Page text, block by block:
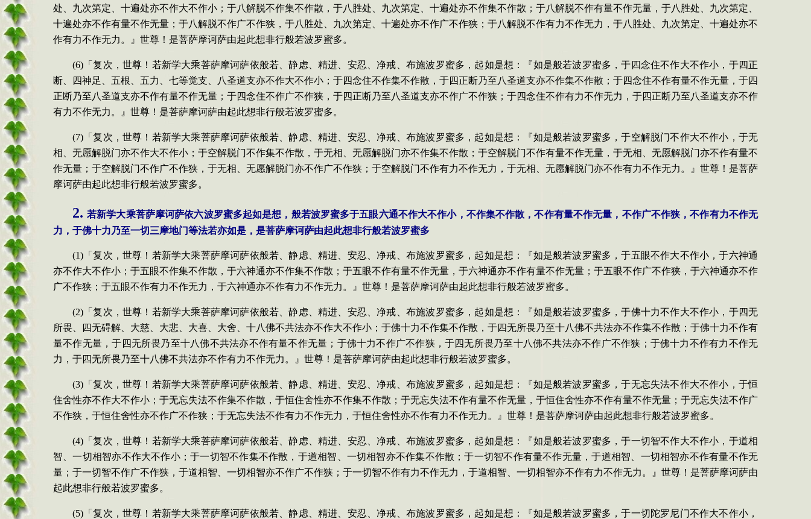
处、九次第定、十遍处亦不作大不作小；于八解脱不作集不作散，于八胜处、九次第定、十遍处亦不作集不作散；于八解脱不作有量不作无量，于八胜处、九次第定、
十遍处亦不作有量不作无量；于八解脱不作广不作狭，于八胜处、九次第定、十遍处亦不作广不作狭；于八解脱不作有力不作无力，于八胜处、九次第定、十遍处亦不
作有力不作无力。』世尊！是菩萨摩诃萨由起此想非行般若波罗蜜多。
(6)「复次，世尊！若新学大乘菩萨摩诃萨依般若、静虑、精进、安忍、净戒、布施波罗蜜多，起如是想：『如是般若波罗蜜多，于四念住不作大不作小，于四正
断、四神足、五根、五力、七等觉支、八圣道支亦不作大不作小；于四念住不作集不作散，于四正断乃至八圣道支亦不作集不作散；于四念住不作有量不作无量，于四
正断乃至八圣道支亦不作有量不作无量；于四念住不作广不作狭，于四正断乃至八圣道支亦不作广不作狭；于四念住不作有力不作无力，于四正断乃至八圣道支亦不作
有力不作无力。』世尊！是菩萨摩诃萨由起此想非行般若波罗蜜多。
(7)「复次，世尊！若新学大乘菩萨摩诃萨依般若、静虑、精进、安忍、净戒、布施波罗蜜多，起如是想：『如是般若波罗蜜多，于空解脱门不作大不作小，于无
相、无愿解脱门亦不作大不作小；于空解脱门不作集不作散，于无相、无愿解脱门亦不作集不作散；于空解脱门不作有量不作无量，于无相、无愿解脱门亦不作有量不
作无量；于空解脱门不作广不作狭，于无相、无愿解脱门亦不作广不作狭；于空解脱门不作有力不作无力，于无相、无愿解脱门亦不作有力不作无力。』世尊！是菩萨
摩诃萨由起此想非行般若波罗蜜多。
2.若新学大乘菩萨摩诃萨依六波罗蜜多起如是想，般若波罗蜜多于五眼六通不作大不作小，不作集不作散，不作有量不作无量，不作广不作狭，不作有力不作无
力，于佛十力乃至一切三摩地门等法若亦如是，是菩萨摩诃萨由起此想非行般若波罗蜜多
(1)「复次，世尊！若新学大乘菩萨摩诃萨依般若、静虑、精进、安忍、净戒、布施波罗蜜多，起如是想：『如是般若波罗蜜多，于五眼不作大不作小，于六神通
亦不作大不作小；于五眼不作集不作散，于六神通亦不作集不作散；于五眼不作有量不作无量，于六神通亦不作有量不作无量；于五眼不作广不作狭，于六神通亦不作
广不作狭；于五眼不作有力不作无力，于六神通亦不作有力不作无力。』世尊！是菩萨摩诃萨由起此想非行般若波罗蜜多。
(2)「复次，世尊！若新学大乘菩萨摩诃萨依般若、静虑、精进、安忍、净戒、布施波罗蜜多，起如是想：『如是般若波罗蜜多，于佛十力不作大不作小，于四无
所畏、四无碍解、大慈、大悲、大喜、大舍、十八佛不共法亦不作大不作小；于佛十力不作集不作散，于四无所畏乃至十八佛不共法亦不作集不作散；于佛十力不作有
量不作无量，于四无所畏乃至十八佛不共法亦不作有量不作无量；于佛十力不作广不作狭，于四无所畏乃至十八佛不共法亦不作广不作狭；于佛十力不作有力不作无
力，于四无所畏乃至十八佛不共法亦不作有力不作无力。』世尊！是菩萨摩诃萨由起此想非行般若波罗蜜多。
(3)「复次，世尊！若新学大乘菩萨摩诃萨依般若、静虑、精进、安忍、净戒、布施波罗蜜多，起如是想：『如是般若波罗蜜多，于无忘失法不作大不作小，于恒
住舍性亦不作大不作小；于无忘失法不作集不作散，于恒住舍性亦不作集不作散；于无忘失法不作有量不作无量，于恒住舍性亦不作有量不作无量；于无忘失法不作广
不作狭，于恒住舍性亦不作广不作狭；于无忘失法不作有力不作无力，于恒住舍性亦不作有力不作无力。』世尊！是菩萨摩诃萨由起此想非行般若波罗蜜多。
(4)「复次，世尊！若新学大乘菩萨摩诃萨依般若、静虑、精进、安忍、净戒、布施波罗蜜多，起如是想：『如是般若波罗蜜多，于一切智不作大不作小，于道相
智、一切相智亦不作大不作小；于一切智不作集不作散，于道相智、一切相智亦不作集不作散；于一切智不作有量不作无量，于道相智、一切相智亦不作有量不作无
量；于一切智不作广不作狭，于道相智、一切相智亦不作广不作狭；于一切智不作有力不作无力，于道相智、一切相智亦不作有力不作无力。』世尊！是菩萨摩诃萨由
起此想非行般若波罗蜜多。
(5)「复次，世尊！若新学大乘菩萨摩诃萨依般若、静虑、精进、安忍、净戒、布施波罗蜜多，起如是想：『如是般若波罗蜜多，于一切陀罗尼门不作大不作小，